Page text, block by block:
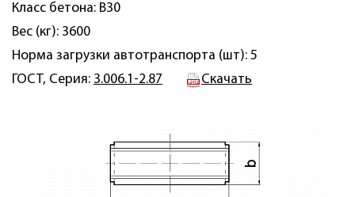
Класс бетона: В30
Вес (кг): 3600
Норма загрузки автотранспорта (шт): 5
ГОСТ, Серия: 3.006.1-2.87 Скачать